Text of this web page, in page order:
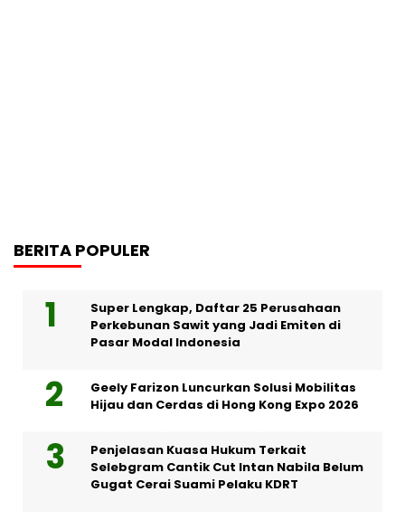
BERITA POPULER
Super Lengkap, Daftar 25 Perusahaan
Perkebunan Sawit yang Jadi Emiten di
Pasar Modal Indonesia
Geely Farizon Luncurkan Solusi Mobilitas
Hijau dan Cerdas di Hong Kong Expo 2026
Penjelasan Kuasa Hukum Terkait
Selebgram Cantik Cut Intan Nabila Belum
Gugat Cerai Suami Pelaku KDRT